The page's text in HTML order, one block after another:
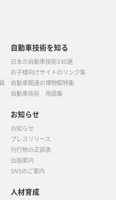
自動車技術を知る
日本の自動車技術330選
お子様向けサイトのリンク集
自動車関連の博物館特集
自動車技術 用語集
お知らせ
お知らせ
プレスリリース
刊行物の正誤表
出版案内
SNSのご案内
人材育成